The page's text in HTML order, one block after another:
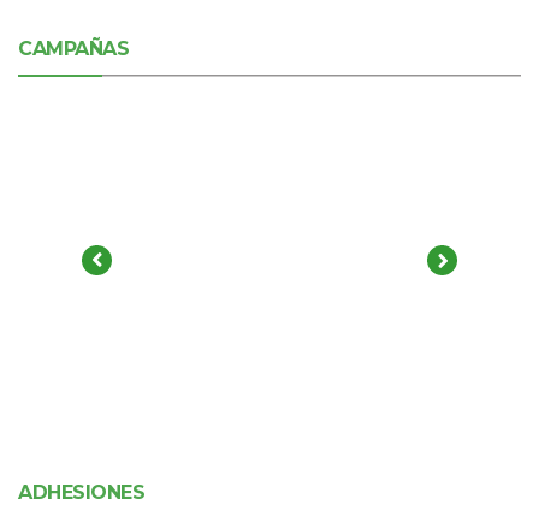
CAMPAÑAS
ADHESIONES